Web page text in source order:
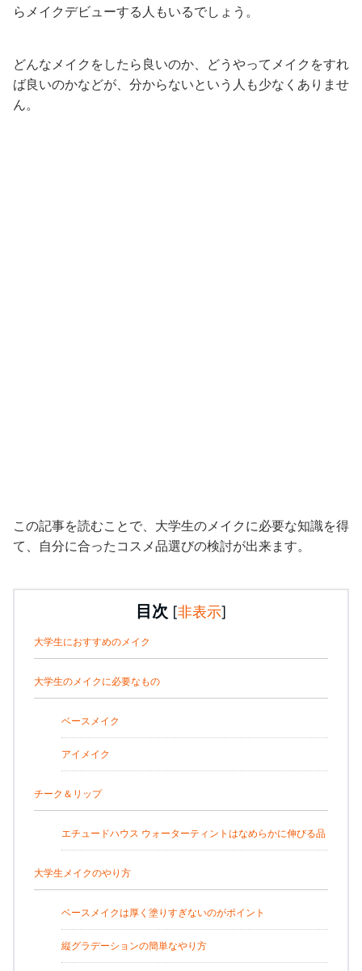
らメイクデビューする人もいるでしょう。
どんなメイクをしたら良いのか、どうやってメイクをすれ
ば良いのかなどが、分からないという人も少なくありませ
ん。
この記事を読むことで、大学生のメイクに必要な知識を得
て、自分に合ったコスメ品選びの検討が出来ます。
目次 [非表示]
大学生におすすめのメイク
大学生のメイクに必要なもの
ベースメイク
アイメイク
チーク＆リップ
エチュードハウス ウォーターティントはなめらかに伸びる品
大学生メイクのやり方
ベースメイクは厚く塗りすぎないのがポイント
縦グラデーションの簡単なやり方